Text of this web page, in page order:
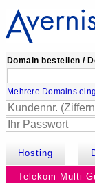
Domain bestellen /
Mehrere Domains
Hosting
Telekom Multi-